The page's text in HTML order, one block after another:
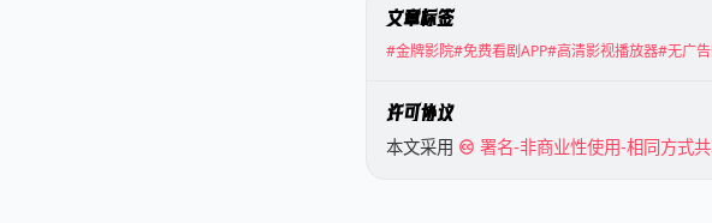
文章标签
#金牌影院#免费看剧APP#高清影视播放器#无广
许可协议
本文采用 署名-非商业性使用-相同方式